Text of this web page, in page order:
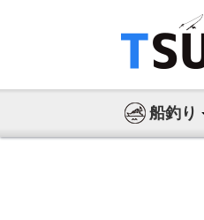
ス
船釣り